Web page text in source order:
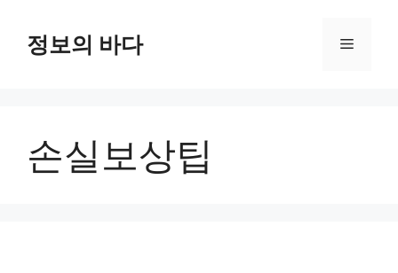
정보의 바다 메
손실보상팁